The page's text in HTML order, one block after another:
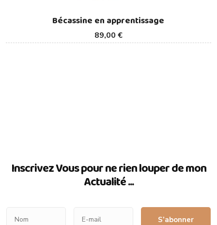
89,00 €
Bécassine en apprentissage
Inscrivez Vous pour ne rien louper de mon
Actualité ...
S’abonner